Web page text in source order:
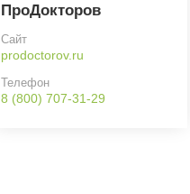
ПроДокторов
Сайт
prodoctorov.ru
Телефон
8 (800) 707-31-29